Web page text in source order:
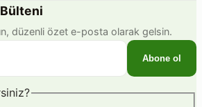
Bülteni
düzenli özet e-posta olarak gelsin.
Abone ol